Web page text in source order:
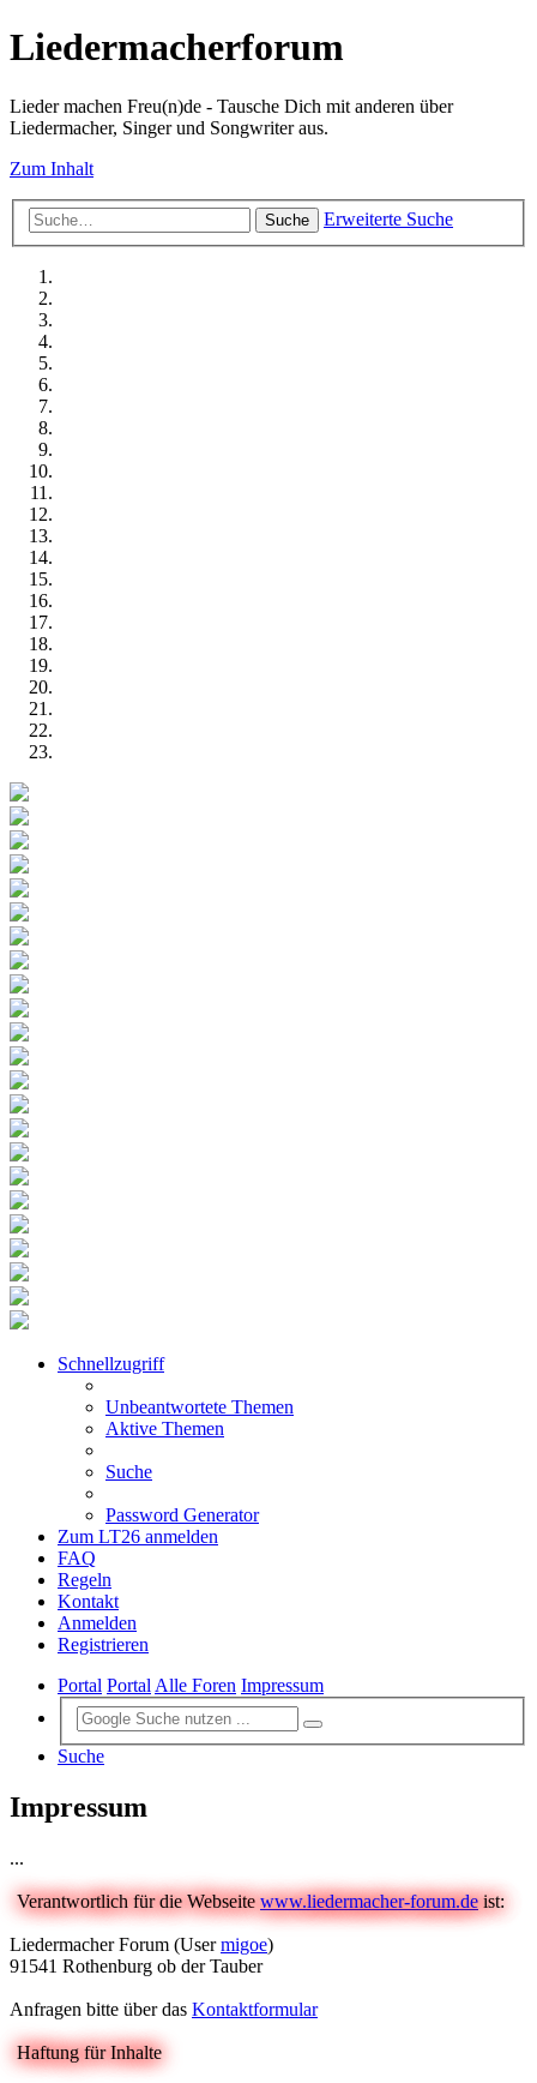
Liedermacherforum
Lieder machen Freu(n)de - Tausche Dich mit anderen über
Liedermacher, Singer und Songwriter aus.
Zum Inhalt
Suche Erweiterte Suche
Schnellzugriff
Unbeantwortete Themen
Aktive Themen
Suche
Password Generator
Zum LT26 anmelden
FAQ
Regeln
Kontakt
Anmelden
Registrieren
Portal PortalAlle Foren Impressum
Suche
Impressum
...
Verantwortlich für die Webseitewww.liedermacher-forum.deist:
Liedermacher Forum (Usermigoe)
91541 Rothenburg ob der Tauber
Anfragen bitte über das Kontaktformular
Haftung für Inhalte